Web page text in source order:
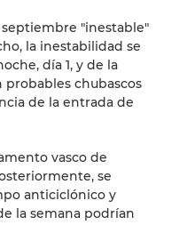
"inestable"
la inestabilidad se
día 1, y de la
chubascos
de la entrada de
vasco de
se
anticiclónico y
la semana podrían